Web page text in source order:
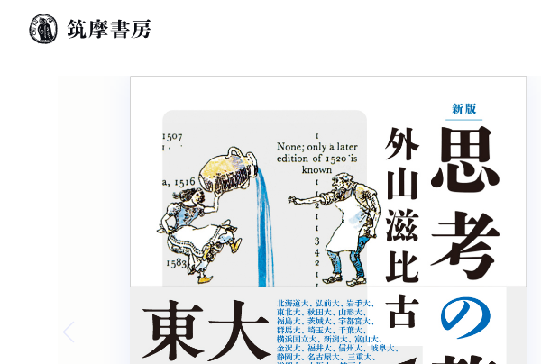
Previous slide